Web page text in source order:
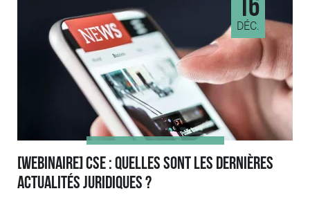
DÉC.
[WEBINAIRE] CSE : Quelles sont les dernières
actualités juridiques ?